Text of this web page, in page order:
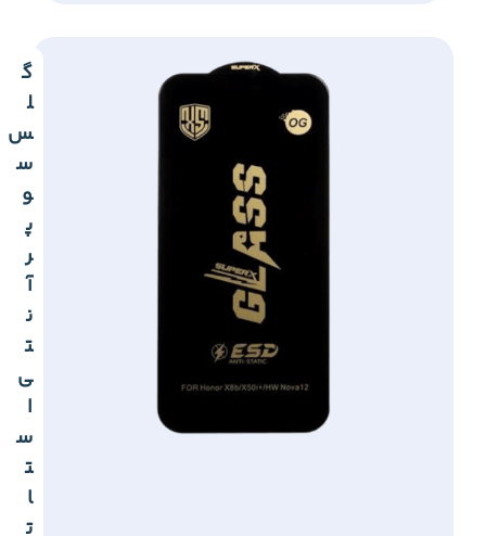
گ
ل
س
س
و
پ
ر
آ
ن
ت
ی
ا
س
ت
ا
ت